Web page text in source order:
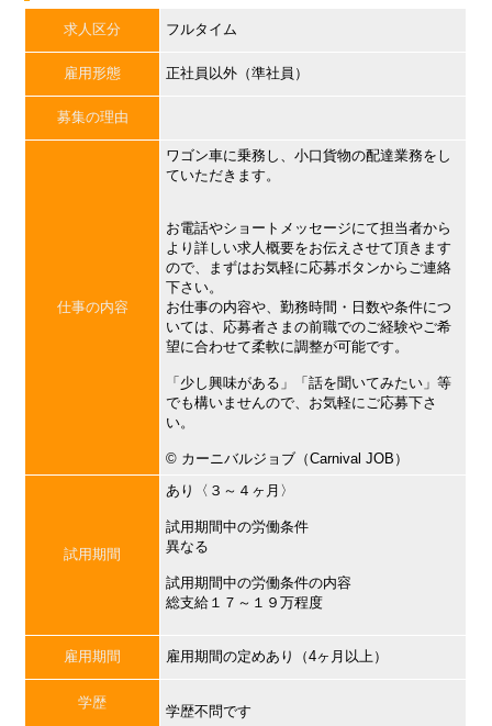
求人区分 フルタイム
雇用形態 正社員以外（準社員）
募集の理由
仕事の内容
ワゴン車に乗務し、小口貨物の配達業務をし
ていただきます。
お電話やショートメッセージにて担当者から
より詳しい求人概要をお伝えさせて頂きます
ので、まずはお気軽に応募ボタンからご連絡
下さい。
お仕事の内容や、勤務時間・日数や条件につ
いては、応募者さまの前職でのご経験やご希
望に合わせて柔軟に調整が可能です。
「少し興味がある」「話を聞いてみたい」等
でも構いませんので、お気軽にご応募下さ
い。
©︎ カーニバルジョブ（Carnival JOB）
試用期間
あり〈３～４ヶ月〉
試用期間中の労働条件
異なる
試用期間中の労働条件の内容
総支給１７～１９万程度
雇用期間 雇用期間の定めあり（4ヶ月以上）
学歴
学歴不問です